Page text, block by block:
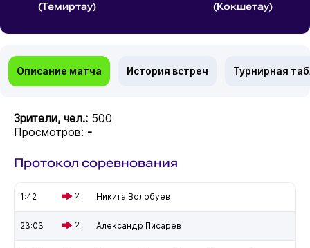
(Темиртау)
(Кокшетау)
Описание матча История встреч Турнирная
Зрители, чел.: 500
Просмотров: -
Протокол соревнования
1:42 2 Никита Волобуев
23:03 2 Александр Писарев